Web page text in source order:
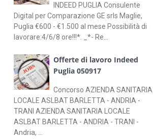
INDEED PUGLIA Consulente
Digital per Comparazione GE srls Maglie,
Puglia €600 - €1.500 al mese Possibilità di
lavorare:4/6/8 ore!!!*. _*- Re...
Offerte di lavoro Indeed
Puglia 050917
Concorso AZIENDA SANITARIA
LOCALE ASLBAT BARLETTA - ANDRIA -
TRANI AZIENDA SANITARIA LOCALE
ASLBAT BARLETTA - ANDRIA - TRANI -
Andria, ...